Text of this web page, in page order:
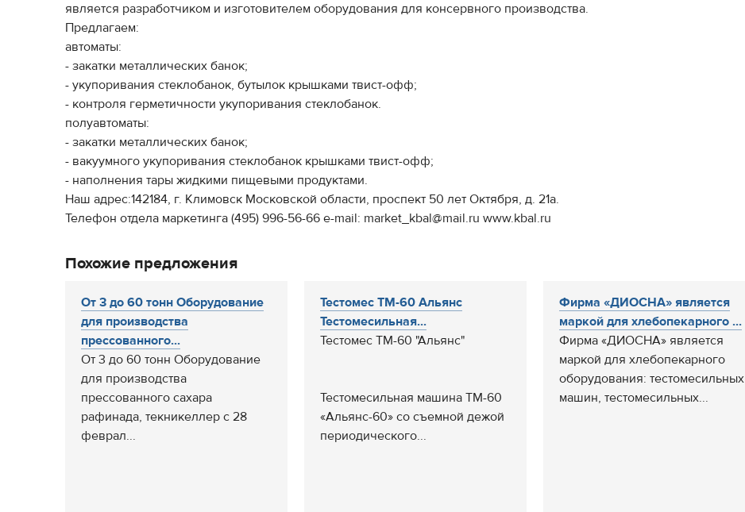
является разработчиком и изготовителем оборудования для консервного производства.
Предлагаем:
автоматы:
- закатки металлических банок;
- укупоривания стеклобанок, бутылок крышками твист-офф;
- контроля герметичности укупоривания стеклобанок.
полуавтоматы:
- закатки металлических банок;
- вакуумного укупоривания стеклобанок крышками твист-офф;
- наполнения тары жидкими пищевыми продуктами.
Наш адрес:142184, г. Климовск Московской области, проспект 50 лет Октября, д. 21а.
Телефон отдела маркетинга (495) 996-56-66 е-mail: market_kbal@mail.ru www.kbal.ru
Похожие предложения
От 3 до 60 тонн Оборудование
для производства
прессованного...
От 3 до 60 тонн Оборудование
для производства
прессованного сахара
рафинада, текникеллер с 28
феврал...
Тестомес ТМ-60 Альянс
Тестомесильная...
Тестомес ТМ-60 "Альянс"
Тестомесильная машина ТМ-60
«Альянс-60» со съемной дежой
периодического...
Фирма «ДИОСНА» является
маркой для хлебопекарного ...
Фирма «ДИОСНА» является
маркой для хлебопекарного
оборудования: тестомесильных
машин, тестомесильных...